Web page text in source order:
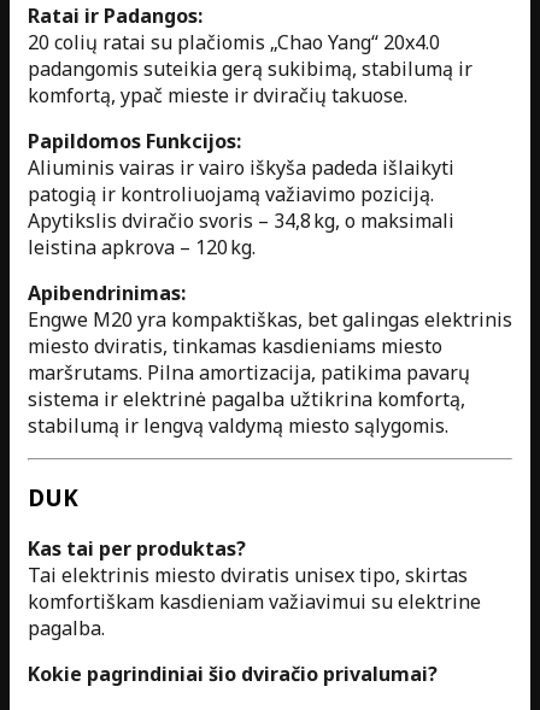
Ratai ir Padangos:
20 colių ratai su plačiomis „Chao Yang“ 20x4.0
padangomis suteikia gerą sukibimą, stabilumą ir
komfortą, ypač mieste ir dviračių takuose.
Papildomos Funkcijos:
Aliuminis vairas ir vairo iškyša padeda išlaikyti
patogią ir kontroliuojamą važiavimo poziciją.
Apytikslis dviračio svoris – 34,8 kg, o maksimali
leistina apkrova – 120 kg.
Apibendrinimas:
Engwe M20 yra kompaktiškas, bet galingas elektrinis
miesto dviratis, tinkamas kasdieniams miesto
maršrutams. Pilna amortizacija, patikima pavarų
sistema ir elektrinė pagalba užtikrina komfortą,
stabilumą ir lengvą valdymą miesto sąlygomis.
DUK
Kas tai per produktas?
Tai elektrinis miesto dviratis unisex tipo, skirtas
komfortiškam kasdieniam važiavimui su elektrine
pagalba.
Kokie pagrindiniai šio dviračio privalumai?